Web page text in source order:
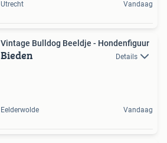
Utrecht Vandaag
Vintage Bulldog Beeldje - Hondenfiguur
Bieden Details
Eelderwolde Vandaag